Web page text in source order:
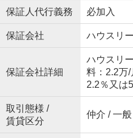
保証人代行義務 必加入
保証会社 ハウスリ
保証会社詳細
ハウスリ
料：2.2万
2.2％又は
取引態様 /
賃貸区分
仲介 / 一般